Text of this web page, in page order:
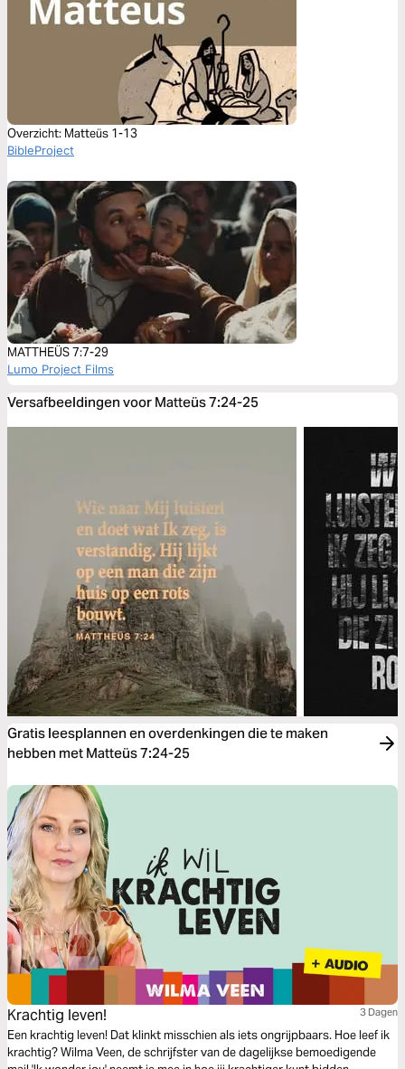
Overzicht: Matteüs 1-13
BibleProject
MATTHEÜS 7:7-29
Lumo Project Films
Versafbeeldingen voor Matteüs 7:24-25
Gratis leesplannen en overdenkingen die te maken
hebben met Matteüs 7:24-25
Krachtig leven! 3 Dagen
Een krachtig leven! Dat klinkt misschien als iets ongrijpbaars. Hoe leef ik
krachtig? Wilma Veen, de schrijfster van de dagelijkse bemoedigende